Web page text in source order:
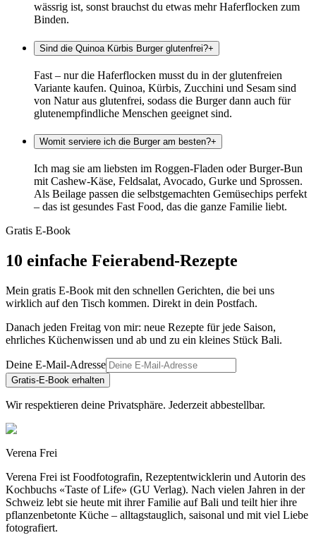
wässrig ist, sonst brauchst du etwas mehr Haferflocken zum
Binden.
Sind die Quinoa Kürbis Burger glutenfrei?+
Fast – nur die Haferflocken musst du in der glutenfreien
Variante kaufen. Quinoa, Kürbis, Zucchini und Sesam sind
von Natur aus glutenfrei, sodass die Burger dann auch für
glutenempfindliche Menschen geeignet sind.
Womit serviere ich die Burger am besten?+
Ich mag sie am liebsten im Roggen-Fladen oder Burger-Bun
mit Cashew-Käse, Feldsalat, Avocado, Gurke und Sprossen.
Als Beilage passen die selbstgemachten Gemüsechips perfekt
– das ist gesundes Fast Food, das die ganze Familie liebt.
Gratis E-Book
10 einfache Feierabend-Rezepte
Mein gratis E-Book mit den schnellen Gerichten, die bei uns
wirklich auf den Tisch kommen. Direkt in dein Postfach.
Danach jeden Freitag von mir: neue Rezepte für jede Saison,
ehrliches Küchenwissen und ab und zu ein kleines Stück Bali.
Deine E-Mail-Adresse
Gratis-E-Book erhalten
Wir respektieren deine Privatsphäre. Jederzeit abbestellbar.
Verena Frei
Verena Frei ist Foodfotografin, Rezeptentwicklerin und Autorin des
Kochbuchs «Taste of Life» (GU Verlag). Nach vielen Jahren in der
Schweiz lebt sie heute mit ihrer Familie auf Bali und teilt hier ihre
pflanzenbetonte Küche – alltagstauglich, saisonal und mit viel Liebe
fotografiert.